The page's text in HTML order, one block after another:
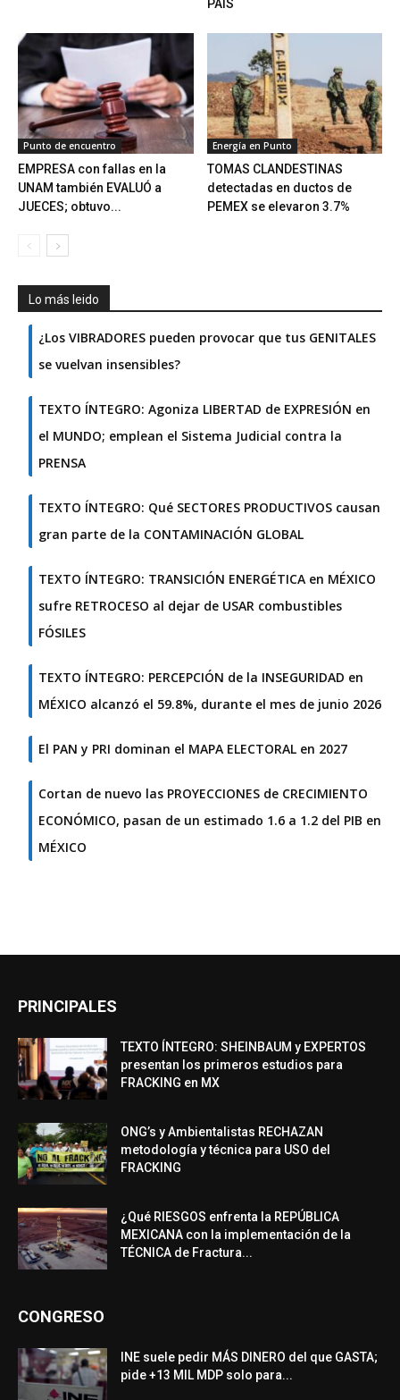
PAÍS
Punto de encuentro
EMPRESA con fallas en la
UNAM también EVALUÓ a
JUECES; obtuvo...
Energía en Punto
TOMAS CLANDESTINAS
detectadas en ductos de
PEMEX se elevaron 3.7%
Lo más leido
¿Los VIBRADORES pueden provocar que tus GENITALES
se vuelvan insensibles?
TEXTO ÍNTEGRO: Agoniza LIBERTAD de EXPRESIÓN en
el MUNDO; emplean el Sistema Judicial contra la
PRENSA
TEXTO ÍNTEGRO: Qué SECTORES PRODUCTIVOS causan
gran parte de la CONTAMINACIÓN GLOBAL
TEXTO ÍNTEGRO: TRANSICIÓN ENERGÉTICA en MÉXICO
sufre RETROCESO al dejar de USAR combustibles
FÓSILES
TEXTO ÍNTEGRO: PERCEPCIÓN de la INSEGURIDAD en
MÉXICO alcanzó el 59.8%, durante el mes de junio 2026
El PAN y PRI dominan el MAPA ELECTORAL en 2027
Cortan de nuevo las PROYECCIONES de CRECIMIENTO
ECONÓMICO, pasan de un estimado 1.6 a 1.2 del PIB en
MÉXICO
PRINCIPALES
TEXTO ÍNTEGRO: SHEINBAUM y EXPERTOS
presentan los primeros estudios para
FRACKING en MX
ONG’s y Ambientalistas RECHAZAN
metodología y técnica para USO del
FRACKING
¿Qué RIESGOS enfrenta la REPÚBLICA
MEXICANA con la implementación de la
TÉCNICA de Fractura...
CONGRESO
INE suele pedir MÁS DINERO del que GASTA;
pide +13 MIL MDP solo para...